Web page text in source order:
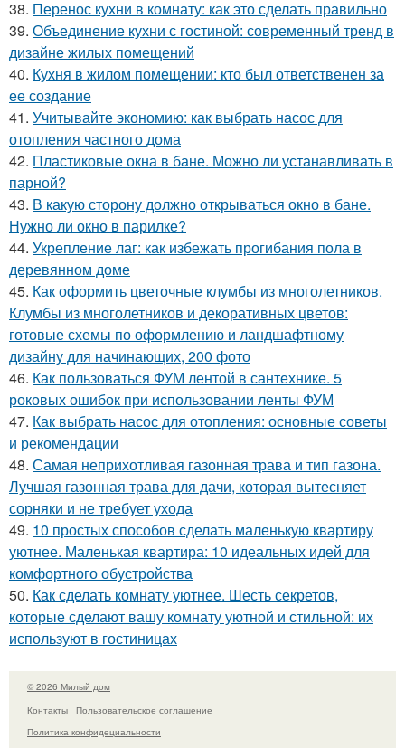
38. Перенос кухни в комнату: как это сделать правильно
39. Объединение кухни с гостиной: современный тренд в
дизайне жилых помещений
40. Кухня в жилом помещении: кто был ответственен за
ее создание
41. Учитывайте экономию: как выбрать насос для
отопления частного дома
42. Пластиковые окна в бане. Можно ли устанавливать в
парной?
43. В какую сторону должно открываться окно в бане.
Нужно ли окно в парилке?
44. Укрепление лаг: как избежать прогибания пола в
деревянном доме
45. Как оформить цветочные клумбы из многолетников.
Клумбы из многолетников и декоративных цветов:
готовые схемы по оформлению и ландшафтному
дизайну для начинающих, 200 фото
46. Как пользоваться ФУМ лентой в сантехнике. 5
роковых ошибок при использовании ленты ФУМ
47. Как выбрать насос для отопления: основные советы
и рекомендации
48. Самая неприхотливая газонная трава и тип газона.
Лучшая газонная трава для дачи, которая вытесняет
сорняки и не требует ухода
49. 10 простых способов сделать маленькую квартиру
уютнее. Маленькая квартира: 10 идеальных идей для
комфортного обустройства
50. Как сделать комнату уютнее. Шесть секретов,
которые сделают вашу комнату уютной и стильной: их
используют в гостиницах
© 2026 Милый дом
Контакты
Пользовательское соглашение
Политика конфидециальности